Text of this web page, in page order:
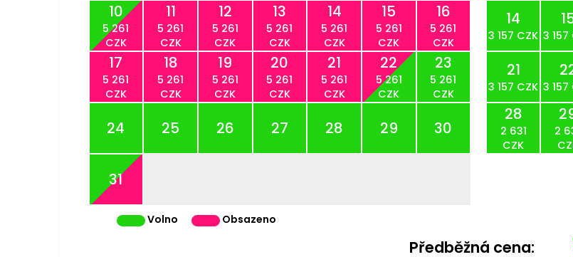
10
5 261
CZK
11
5 261
CZK
12
5 261
CZK
13
5 261
CZK
14
5 261
CZK
15
5 261
CZK
16
5 261
CZK
17
5 261
CZK
18
5 261
CZK
19
5 261
CZK
20
5 261
CZK
21
5 261
CZK
22
5 261
CZK
23
5 261
CZK
24 25 26 27 28 29 30
31
14
3 157 CZK 3 157
21
3 157 CZK 3 157
28
2 631
CZK
2
Volno Obsazeno
Předběžná cena: